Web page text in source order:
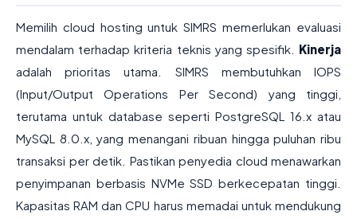
Memilih cloud hosting untuk SIMRS memerlukan evaluasi
mendalam terhadap kriteria teknis yang spesifik. Kinerja
adalah prioritas utama. SIMRS membutuhkan IOPS
(Input/Output Operations Per Second) yang tinggi,
terutama untuk database seperti PostgreSQL 16.x atau
MySQL 8.0.x, yang menangani ribuan hingga puluhan ribu
transaksi per detik. Pastikan penyedia cloud menawarkan
penyimpanan berbasis NVMe SSD berkecepatan tinggi.
Kapasitas RAM dan CPU harus memadai untuk mendukung